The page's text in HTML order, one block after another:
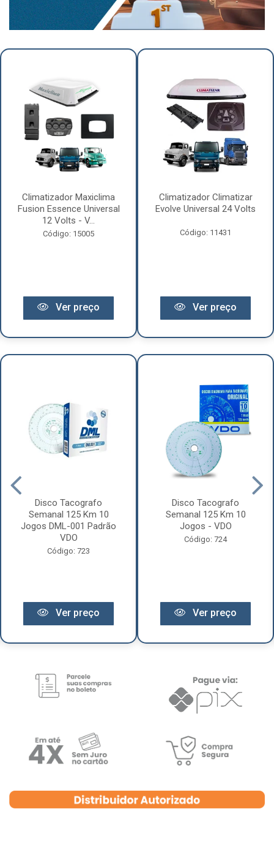
Climatizador Maxiclima
Fusion Essence Universal
12 Volts - V...
Código: 15005
Ver preço
Climatizador Climatizar
Evolve Universal 24 Volts
Código: 11431
Ver preço
Disco Tacografo
Semanal 125 Km 10
Jogos DML-001 Padrão
VDO
Código: 723
Ver preço
Disco Tacografo
Semanal 125 Km 10
Jogos - VDO
Código: 724
Ver preço